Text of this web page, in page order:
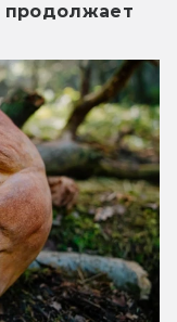
продолжает